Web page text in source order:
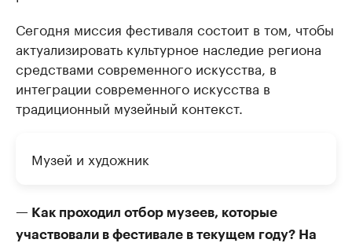
Сегодня миссия фестиваля состоит в том, чтобы
актуализировать культурное наследие региона
средствами современного искусства, в
интеграции современного искусства в
традиционный музейный контекст.
Музей и художник
— Как проходил отбор музеев, которые
участвовали в фестивале в текущем году? На